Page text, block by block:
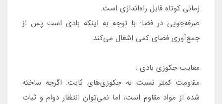
زمانی کوتاه قابل راه‌اندازی است.
صرفه‌جویی در فضا: با توجه به اینکه بادی است پس از
جمع‌آوری فضای کمی اشغال می‌کند.
معایب جکوزی بادی :
مقاومت کمتر نسبت به جکوزی‌های ثابت: اگرچه ساخته
شده از مواد مقاوم است، اما نمی‌توان انتظار دوام و ثبات